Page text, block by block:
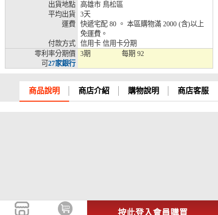
出貨地點
高雄市 鳥松區
平均出貨
3天
運費
快遞宅配 80 。 本區購物滿 2000 (含)以上
免運費。
付款方式
信用卡 信用卡分期
零利率分期價
可27家銀行
3期 每期 92
商品說明 商店介紹 購物說明 商店客服
按此登入會員購買
兆豐銀行、合作金庫、第一銀行、華南銀行、
彰化銀行、上海銀行、富邦銀行、國泰世華、
台灣企銀、台中銀行、匯豐銀行、華泰銀行、
臺灣新光銀行、陽信銀行、聯邦銀行、遠東商
銀、元大銀行、永豐銀行、玉山銀行、凱基銀
行、星展銀行、台新銀行、安泰銀行、中國信
託、台灣樂天、三信商銀
彰化銀行、上海銀行、富邦銀行、國泰世華、
台灣企銀、台中銀行、匯豐銀行、華泰銀行、